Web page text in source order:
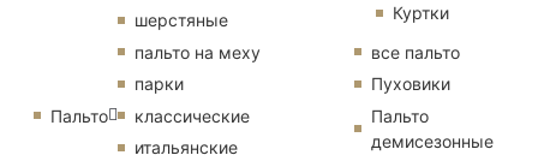
Пальто
шерстяные
пальто на меху
парки
классические
итальянские
Куртки
все пальто
Пуховики
Пальто
демисезонные